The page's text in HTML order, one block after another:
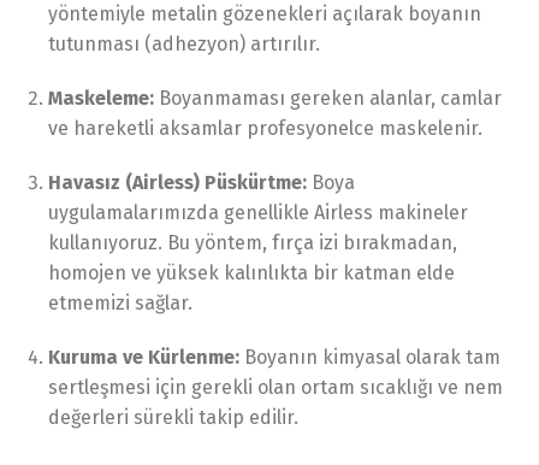
yöntemiyle metalin gözenekleri açılarak boyanın
tutunması (adhezyon) artırılır.
Maskeleme: Boyanmaması gereken alanlar, camlar
ve hareketli aksamlar profesyonelce maskelenir.
Havasız (Airless) Püskürtme: Boya
uygulamalarımızda genellikle Airless makineler
kullanıyoruz. Bu yöntem, fırça izi bırakmadan,
homojen ve yüksek kalınlıkta bir katman elde
etmemizi sağlar.
Kuruma ve Kürlenme: Boyanın kimyasal olarak tam
sertleşmesi için gerekli olan ortam sıcaklığı ve nem
değerleri sürekli takip edilir.